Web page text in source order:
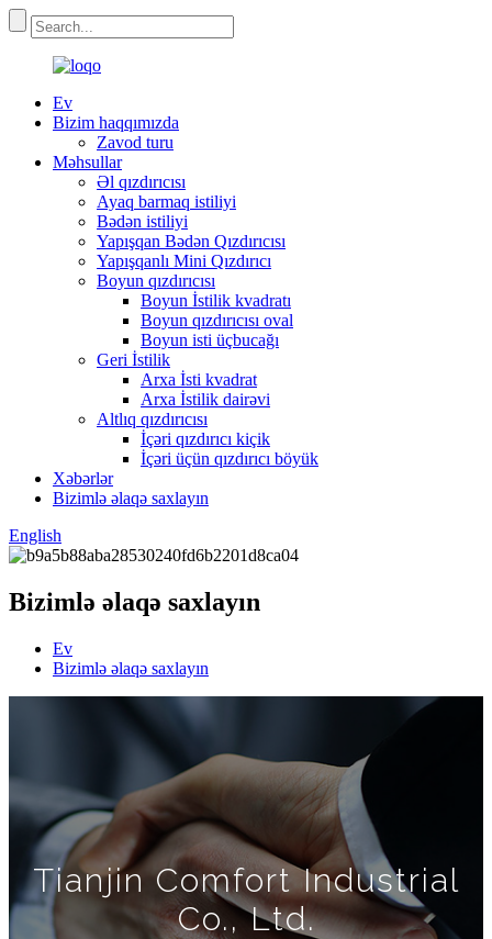
Ev
Bizim haqqımızda
Zavod turu
Məhsullar
Əl qızdırıcısı
Ayaq barmaq istiliyi
Bədən istiliyi
Yapışqan Bədən Qızdırıcısı
Yapışqanlı Mini Qızdırıcı
Boyun qızdırıcısı
Boyun İstilik kvadratı
Boyun qızdırıcısı oval
Boyun isti üçbucağı
Geri İstilik
Arxa İsti kvadrat
Arxa İstilik dairəvi
Altlıq qızdırıcısı
İçəri qızdırıcı kiçik
İçəri üçün qızdırıcı böyük
Xəbərlər
Bizimlə əlaqə saxlayın
English
Bizimlə əlaqə saxlayın
Ev
Bizimlə əlaqə saxlayın
Tianjin Comfort Industrial
Co., Ltd.